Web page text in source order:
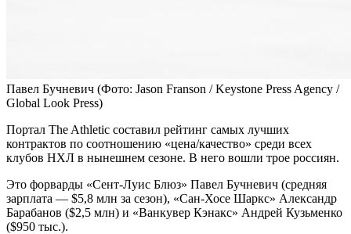
Павел Бучневич (Фото: Jason Franson / Keystone Press Agency /
Global Look Press)
Портал The Athletic составил рейтинг самых лучших
контрактов по соотношению «цена/качество» среди всех
клубов НХЛ в нынешнем сезоне. В него вошли трое россиян.
Это форварды «Сент-Луис Блюз» Павел Бучневич (средняя
зарплата — $5,8 млн за сезон), «Сан-Хосе Шаркс» Александр
Барабанов ($2,5 млн) и «Ванкувер Кэнакс» Андрей Кузьменко
($950 тыс.).